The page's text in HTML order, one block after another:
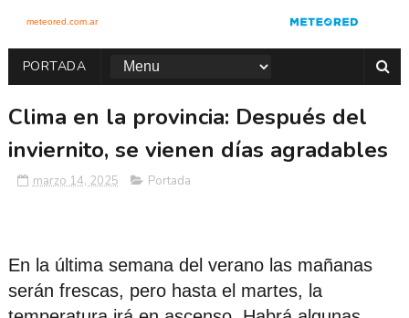
PORTADA
Clima en la provincia: Después del
inviernito, se vienen días agradables
marzo 14, 2025 Portada
En la última semana del verano las mañanas
serán frescas, pero hasta el martes, la